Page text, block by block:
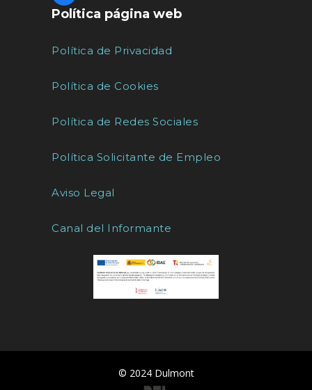
Política página web
Política de Privacidad
Política de Cookies
Política de Redes Sociales
Política Solicitante de Empleo
Aviso Legal
Canal del Informante
© 2024 Dulmont